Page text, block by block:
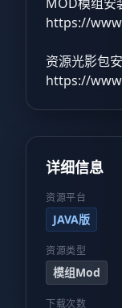
https://
资源光影包
https://
详细信息
资源平台
JAVA版
资源类型
模组Mod
下载次数